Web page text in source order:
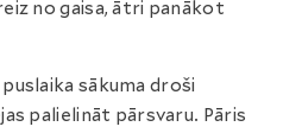
no gaisa, ātri panākot
sākuma droši
palielināt pārsvaru. Pāris